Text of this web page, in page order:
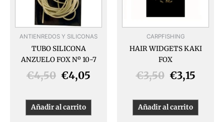
ANTIENREDOS Y SILICONAS
TUBO SILICONA
ANZUELO FOX Nº 10-7
€4,50 €4,05
Añadir al carrito
CARPFISHING
HAIR WIDGETS KAKI
FOX
€3,50 €3,15
Añadir al carrito